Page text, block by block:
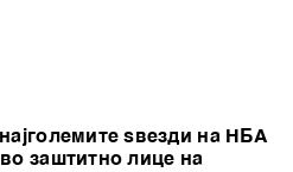
ѕвезди на НБА
заштитно лице на